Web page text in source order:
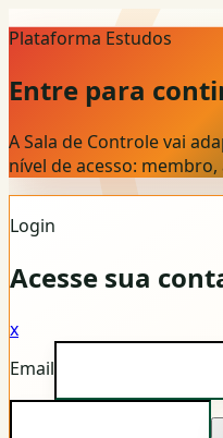
Plataforma Estudos
Entre para
A Sala de Controle vai
nível de acesso:
Login
Acesse sua
x
Email